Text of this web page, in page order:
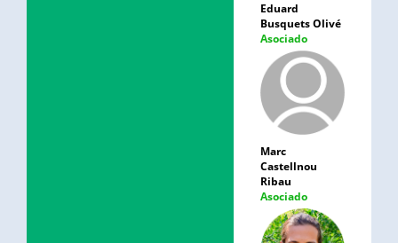
Eduard
Busquets Olivé
Asociado
Marc
Castellnou
Ribau
Asociado